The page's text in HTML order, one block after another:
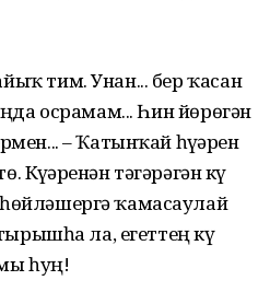
тим. Унан... бер ҡасан
осрамам... Һин йөрөгән
– Ҡатынҡай һүҙҙәрен
Күҙҙәренән тәгәрәгән күҙ
ҡамасаулай
ла, егеттең күҙ
һуң!